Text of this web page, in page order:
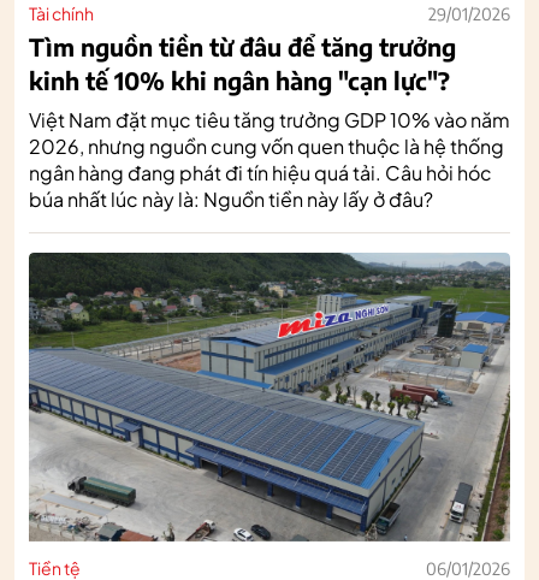
Tài chính 29/01/2026
Tìm nguồn tiền từ đâu để tăng trưởng
kinh tế 10% khi ngân hàng "cạn lực"?
Việt Nam đặt mục tiêu tăng trưởng GDP 10% vào năm
2026, nhưng nguồn cung vốn quen thuộc là hệ thống
ngân hàng đang phát đi tín hiệu quá tải. Câu hỏi hóc
búa nhất lúc này là: Nguồn tiền này lấy ở đâu?
Tiền tệ 06/01/2026